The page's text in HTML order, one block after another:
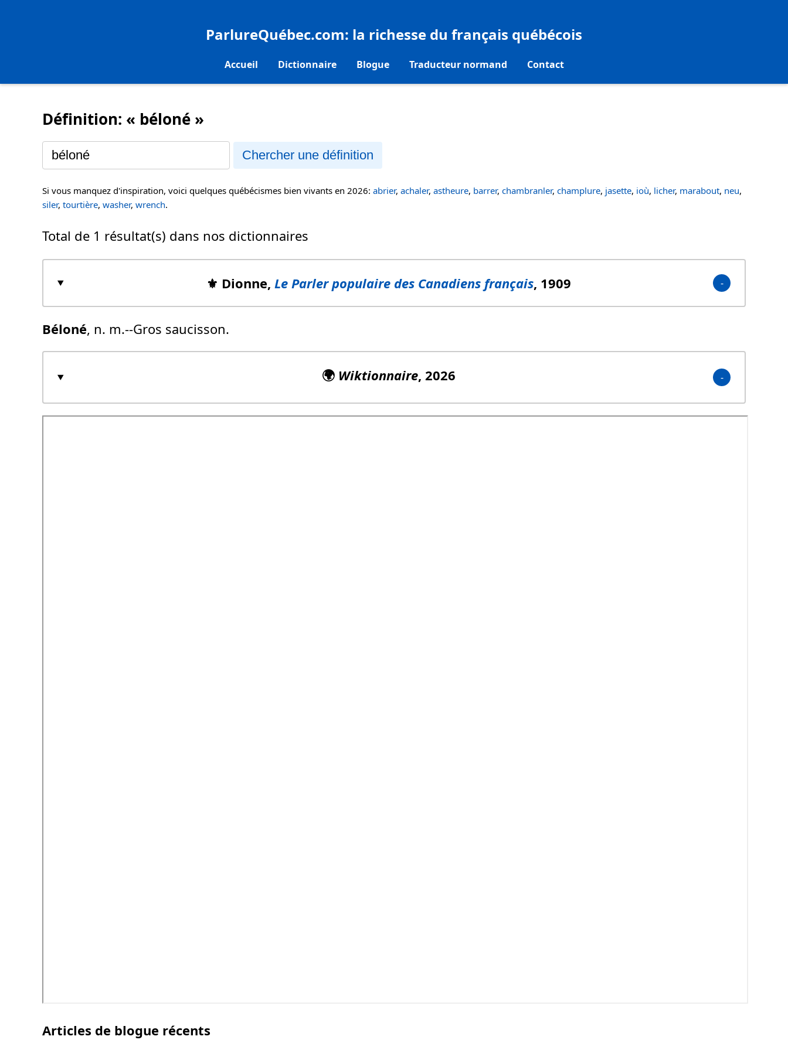
ParlureQuébec.com: la richesse du français québécois
Accueil Dictionnaire Blogue Traducteur normand Contact
Définition: « béloné »
Chercher une définition
Si vous manquez d'inspiration, voici quelques québécismes bien vivants en 2026: abrier, achaler, astheure, barrer, chambranler, champlure, jasette, ioù, licher, marabout, neu,
siler, tourtière, washer, wrench.
Total de 1 résultat(s) dans nos dictionnaires
⚜️ Dionne, Le Parler populaire des Canadiens français, 1909
Béloné, n. m.--Gros saucisson.
🌍 Wiktionnaire, 2026
Articles de blogue récents